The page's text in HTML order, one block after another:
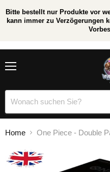
Bitte bestellt nur Produkte vor
kann immer zu Verzögerungen
Home One Piece - Double